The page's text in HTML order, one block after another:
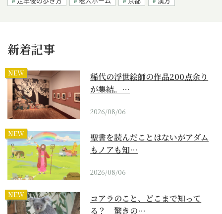
新着記事
NEW
稀代の浮世絵師の作品200点余り
が集結。…
2026/08/06
NEW
聖書を読んだことはないがアダム
もノアも知…
2026/08/06
NEW
コアラのこと、どこまで知って
る？ 驚きの…